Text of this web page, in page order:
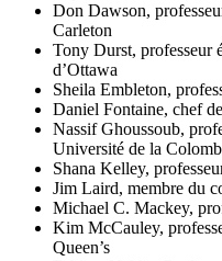
Don Dawson,
Carleton
Tony Durst, professeur
d’Ottawa
Sheila Embleton,
Daniel Fontaine, chef
Nassif Ghoussoub,
Université de la
Shana Kelley,
Jim Laird, membre du
Michael C. Mackey,
Kim McCauley,
Queen’s